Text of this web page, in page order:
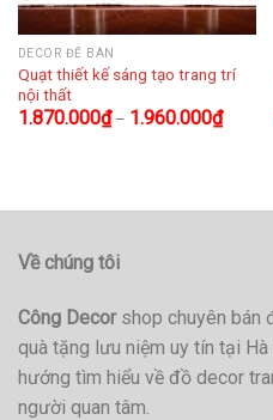
DECOR ĐỂ BÀN
Quạt thiết kế sáng tạo trang trí
nội thất
1.870.000₫– 1.960.000₫
Về chúng tôi
Công Decorshop chuyên bán
quà tặng lưu niệm uy tín tại
hướng tìm hiểu về đồ decor
người quan tâm.